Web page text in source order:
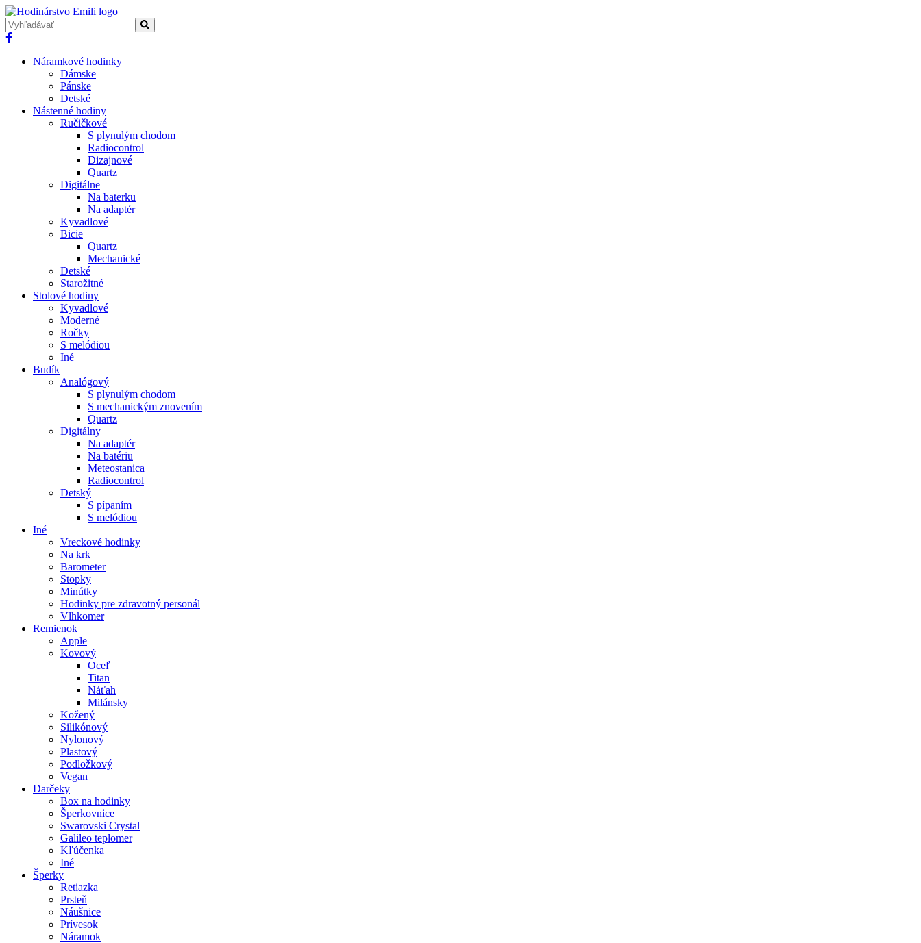
Náramkové hodinky
Dámske
Pánske
Detské
Nástenné hodiny
Ručičkové
S plynulým chodom
Radiocontrol
Dizajnové
Quartz
Digitálne
Na baterku
Na adaptér
Kyvadlové
Bicie
Quartz
Mechanické
Detské
Starožitné
Stolové hodiny
Kyvadlové
Moderné
Ročky
S melódiou
Iné
Budík
Analógový
S plynulým chodom
S mechanickým znovením
Quartz
Digitálny
Na adaptér
Na batériu
Meteostanica
Radiocontrol
Detský
S pípaním
S melódiou
Iné
Vreckové hodinky
Na krk
Barometer
Stopky
Minútky
Hodinky pre zdravotný personál
Vlhkomer
Remienok
Apple
Kovový
Oceľ
Titan
Náťah
Milánsky
Kožený
Silikónový
Nylonový
Plastový
Podložkový
Vegan
Darčeky
Box na hodinky
Šperkovnice
Swarovski Crystal
Galileo teplomer
Kľúčenka
Iné
Šperky
Retiazka
Prsteň
Náušnice
Prívesok
Náramok